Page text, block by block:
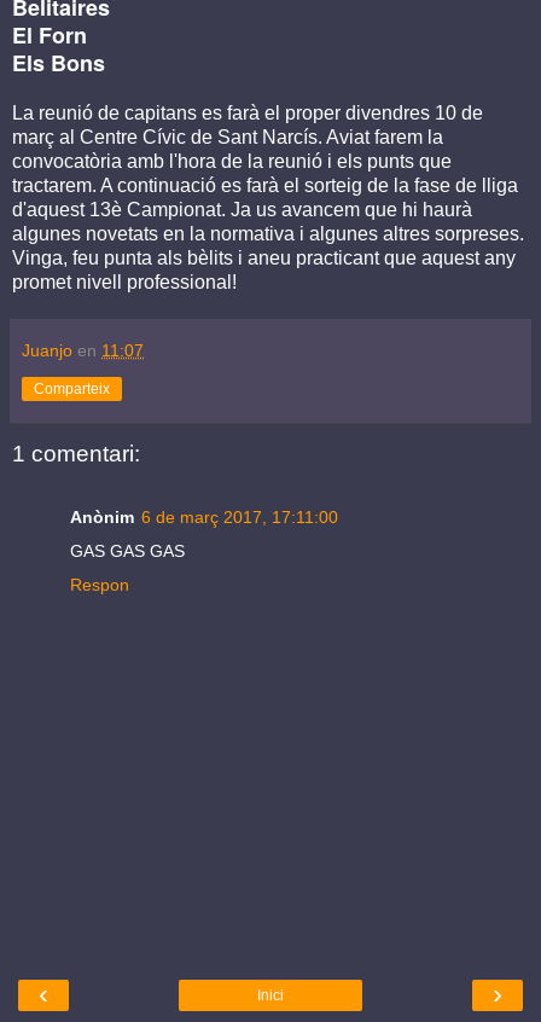
Belitaires
El Forn
Els Bons
La reunió de capitans es farà el proper divendres 10 de
març al Centre Cívic de Sant Narcís. Aviat farem la
convocatòria amb l'hora de la reunió i els punts que
tractarem. A continuació es farà el sorteig de la fase de lliga
d'aquest 13è Campionat. Ja us avancem que hi haurà
algunes novetats en la normativa i algunes altres sorpreses.
Vinga, feu punta als bèlits i aneu practicant que aquest any
promet nivell professional!
Juanjo en 11:07
Comparteix
1 comentari:
Anònim 6 de març 2017, 17:11:00
GAS GAS GAS
Respon
‹ ›
Inici